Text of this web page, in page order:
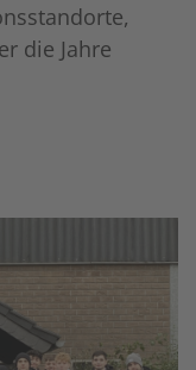
die Jahre